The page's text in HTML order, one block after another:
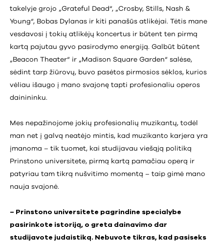
takelyje grojo „Grateful Dead“, „Crosby, Stills, Nash &
Young“, Bobas Dylanas ir kiti panašūs atlikėjai. Tėtis mane
vesdavosi į tokių atlikėjų koncertus ir būtent ten pirmą
kartą pajutau gyvo pasirodymo energiją. Galbūt būtent
„Beacon Theater“ ir „Madison Square Garden“ salėse,
sėdint tarp žiūrovų, buvo pasėtos pirmosios sėklos, kurios
vėliau išaugo į mano svajonę tapti profesionaliu operos
dainininku.
Mes nepažinojome jokių profesionalių muzikantų, todėl
man net į galvą neatėjo mintis, kad muzikanto karjera yra
įmanoma – tik tuomet, kai studijavau viešąją politiką
Prinstono universitete, pirmą kartą pamačiau operą ir
patyriau tam tikrą nušvitimo momentą – taip gimė mano
nauja svajonė.
– Prinstono universitete pagrindine specialybe
pasirinkote istoriją, o greta dainavimo dar
studijavote judaistiką. Nebuvote tikras, kad pasiseks